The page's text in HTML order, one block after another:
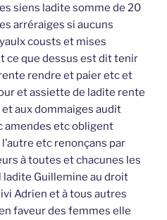
siens ladite somme de 20
arréraiges si aucuns
cousts et mises
ce que dessus est dit tenir
rendre et paier etc et
et assiette de ladite rente
aux dommaiges audit
amendes etc obligent
etc renonçans par
à toutes et chacunes les
ladite Guillemine au droit
Adrien et à tous autres
faveur des femmes elle